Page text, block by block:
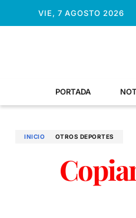
VIE, 7 AGOSTO 2026
PORTADA
INICIO OTROS DEPORTES